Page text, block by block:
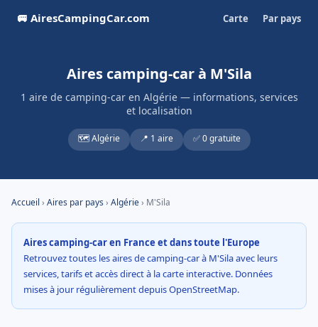
🚐 AiresCampingCar.com Carte Par pays
Aires camping-car à M'Sila
1 aire de camping-car en Algérie — informations, services
et localisation
🗺️ Algérie 📍 1 aire ✅ 0 gratuite
Accueil › Aires par pays› Algérie› M'Sila
Aires camping-car en France et dans toute l'Europe
Retrouvez toutes les aires de camping-car à M'Sila avec leurs
services, tarifs et accès direct à la carte interactive. Données
mises à jour régulièrement depuis OpenStreetMap.